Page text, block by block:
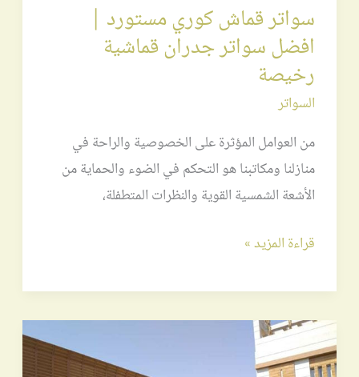
سواتر قماش كوري مستورد |
افضل سواتر جدران قماشية
رخيصة
السواتر
من العوامل المؤثرة على الخصوصية والراحة في
منازلنا ومكاتبنا هو التحكم في الضوء والحماية من
الأشعة الشمسية القوية والنظرات المتطفلة،
قراءة المزيد »
سواتر
بلاستيك